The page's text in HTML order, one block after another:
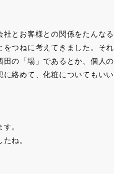
とお客様との関係をたんなる
つねに考えてきました。それ
の「場」であるとか、個人の
絡めて、化粧についてもいい
。
ね。